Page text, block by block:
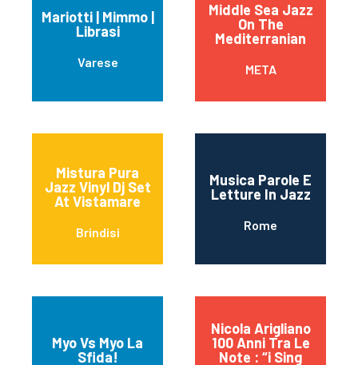
Mariotti | Mimmo |
Librasi
Varese
Middle Sea Jazz
On The
Mediterranian
META
Mistura Pura
Jazz Vinyl Dj Set
At Vistamare
Brindisi
Musica Parole E
Letture In Jazz
Rome
Myo Vs Myo La
Sfida!
Nicola Arigliano
100 Anni Tra Le
Note : “i Sing